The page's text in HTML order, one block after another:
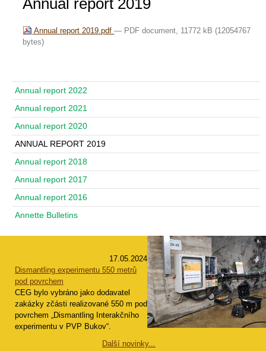
Annual report 2019
Annual report 2019.pdf— PDF document, 11772 kB (12054767
bytes)
Navigace
Annual report 2022
Annual report 2021
Annual report 2020
ANNUAL REPORT 2019
Annual report 2018
Annual report 2017
Annual report 2016
Annette Bulletins
17.05.2024
Dismantling experimentu 550 metrů
pod povrchem
CEG bylo vybráno jako dodavatel
zakázky zčásti realizované 550 m pod
povrchem „Dismantling Interakčního
experimentu v PVP Bukov“.
Další novinky...